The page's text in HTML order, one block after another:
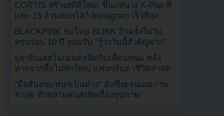
CORTIS สร้างสถิติใหม่! ขึ้นแท่นวง K-Pop ที่
แตะ 15 ล้านฟอลโลว์ Instagram เร็วที่สุด
BLACKPINK ขอโทษ BLINK อีกครั้งในวัน
ครบรอบ 10 ปี ยอมรับ “รู้ว่าวันนี้สำคัญมาก”
ยูอาอินเผยโมเมนต์สนิทกับเพื่อนหนุ่ม หลัง
หายจากสื่อไปพักใหญ่ แฟนๆจับตาชีวิตล่าสุด
“มือสั่นจนแฟนๆเป็นห่วง” ฮันซึงยอนเผยภาพ
ล่าสุด ทำหลายคนสงสัยเรื่องสุขภาพ